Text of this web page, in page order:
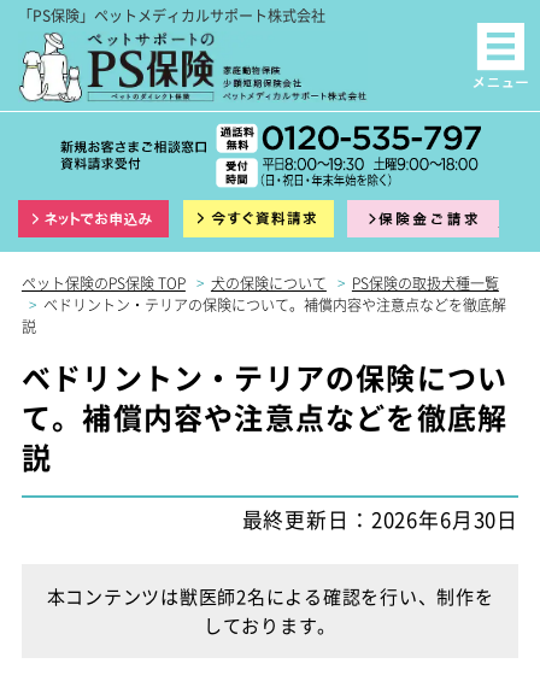
「PS保険」ペットメディカルサポート株式会社
インターネット申込 資料請求
ペット保険のPS保険 TOP > 犬の保険について > PS保険の取扱犬種一覧
> ベドリントン・テリアの保険について。補償内容や注意点などを徹底解
説
ベドリントン・テリアの保険につい
て。補償内容や注意点などを徹底解
説
最終更新日：2026年6月30日
本コンテンツは獣医師2名による確認を行い、制作を
しております。